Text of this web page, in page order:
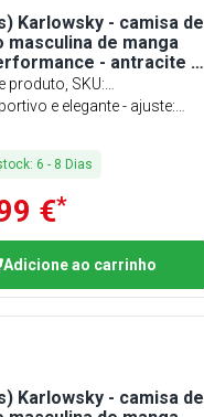
Karlowsky - camisa de
masculina de manga
- antracite -
M
produto, SKU:
e elegante - ajuste:
: 6 - 8 Dias
€*
Adicione ao carrinho
Karlowsky - camisa de